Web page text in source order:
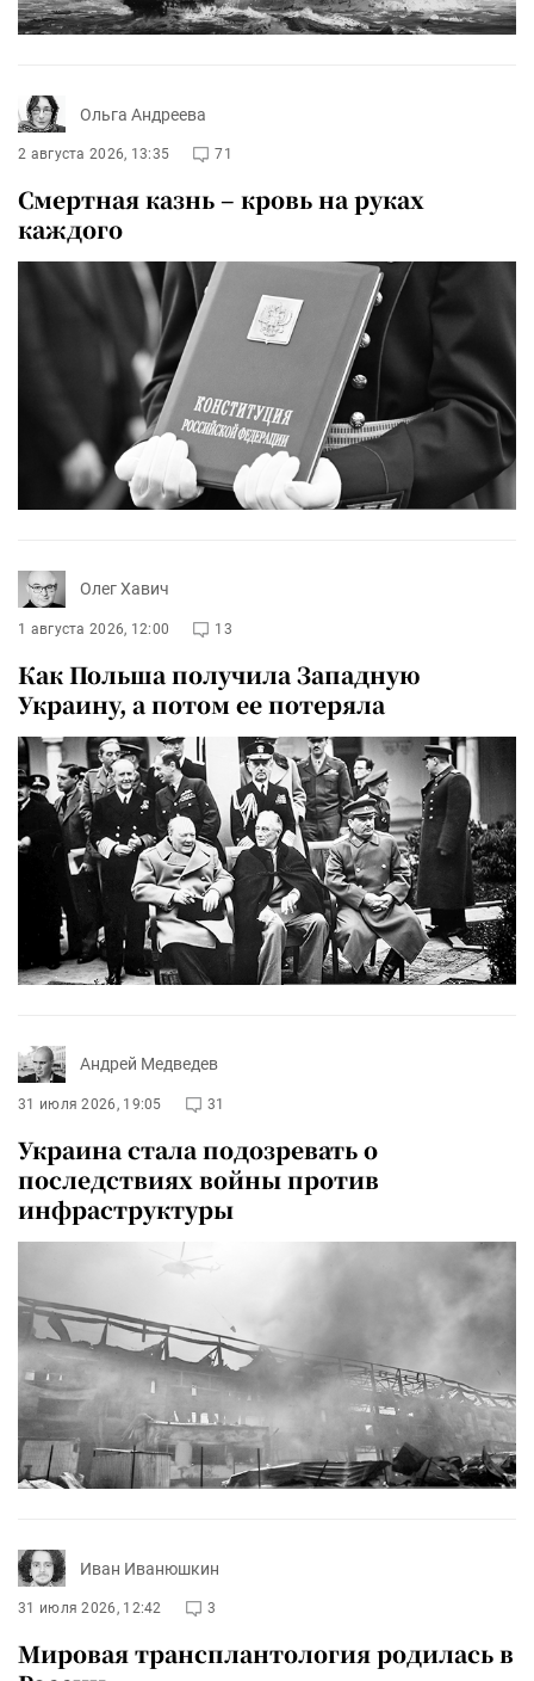
Ольга Андреева
2 августа 2026, 13:35 71
Смертная казнь – кровь на руках
каждого
Олег Хавич
1 августа 2026, 12:00 13
Как Польша получила Западную
Украину, а потом ее потеряла
Андрей Медведев
31 июля 2026, 19:05 31
Украина стала подозревать о
последствиях войны против
инфраструктуры
Иван Иванюшкин
31 июля 2026, 12:42 3
Мировая трансплантология родилась в